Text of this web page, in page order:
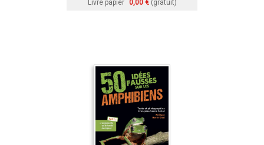
Livre papier 0,00 € (gratuit)